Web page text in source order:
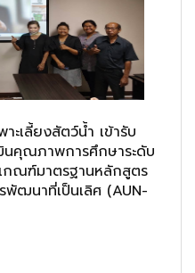
าะเลี้ยงสัตว์น้ำ เข้ารับ
นคุณภาพการศึกษาระดับ
กณฑ์มาตรฐานหลักสูตร
พัฒนาที่เป็นเลิศ (AUN-